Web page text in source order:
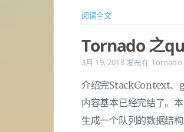
阅读全文
Tornado 之
3月 19, 2018 发布在 Tornado
介绍完StackContext
内容基本已经完结了
生成一个队列的数据结